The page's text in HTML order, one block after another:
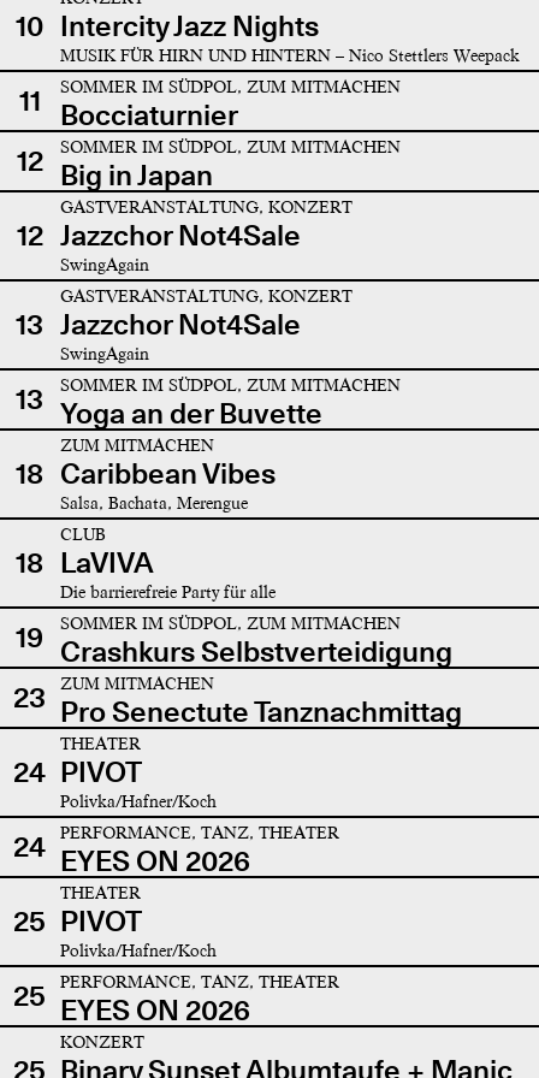
10 Intercity Jazz Nights
MUSIK FÜR HIRN UND HINTERN – Nico Stettlers Weepack
11 SOMMER IM SÜDPOL, ZUM MITMACHEN
Bocciaturnier
12
SOMMER IM SÜDPOL, ZUM MITMACHEN
Big in Japan
12
GASTVERANSTALTUNG, KONZERT
Jazzchor Not4Sale
SwingAgain
13
GASTVERANSTALTUNG, KONZERT
Jazzchor Not4Sale
SwingAgain
13 SOMMER IM SÜDPOL, ZUM MITMACHEN
Yoga an der Buvette
18
ZUM MITMACHEN
Caribbean Vibes
Salsa, Bachata, Merengue
18
CLUB
LaVIVA
Die barrierefreie Party für alle
19 SOMMER IM SÜDPOL, ZUM MITMACHEN
Crashkurs Selbstverteidigung
23
ZUM MITMACHEN
Pro Senectute Tanznachmittag
24
THEATER
PIVOT
Polivka/Hafner/Koch
24 PERFORMANCE, TANZ, THEATER
EYES ON 2026
25
THEATER
PIVOT
Polivka/Hafner/Koch
25 PERFORMANCE, TANZ, THEATER
EYES ON 2026
25
KONZERT
Binary Sunset Albumtaufe + Manic